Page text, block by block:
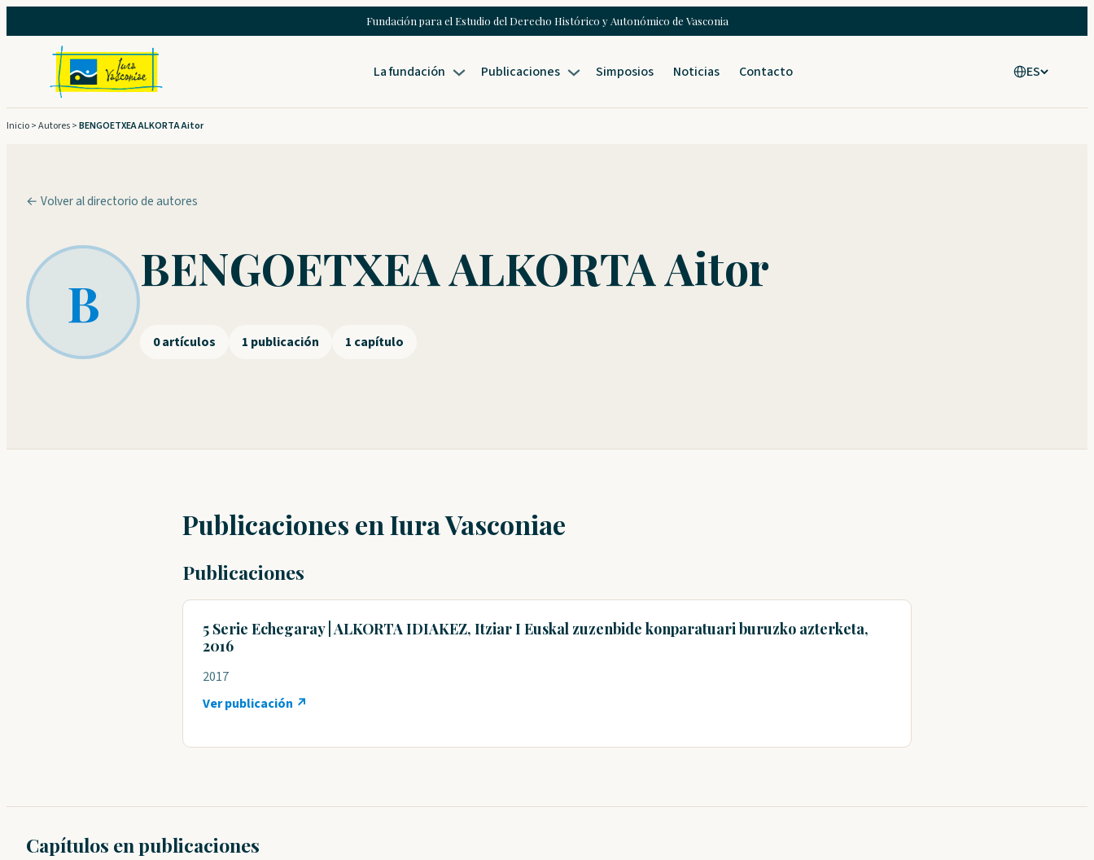
al
contenido
Fundación para el Estudio del Derecho Histórico y Autonómico de Vasconia
La fundación Publicaciones Simposios Noticias Contacto ES
Inicio>Autores>BENGOETXEA ALKORTA Aitor
← Volver al directorio de autores
B
BENGOETXEA ALKORTA Aitor
0 artículos 1 publicación 1 capítulo
Publicaciones en Iura Vasconiae
Publicaciones
5 Serie Echegaray | ALKORTA IDIAKEZ, Itziar I Euskal zuzenbide konparatuari buruzko azterketa,
2016
2017
Ver publicación ↗
Capítulos en publicaciones